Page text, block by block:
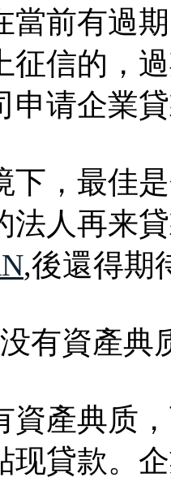
當前有過
征信的，
申请企業
下，最佳
法人再来
,後還得期
有資產典
資產典质
现貸款。